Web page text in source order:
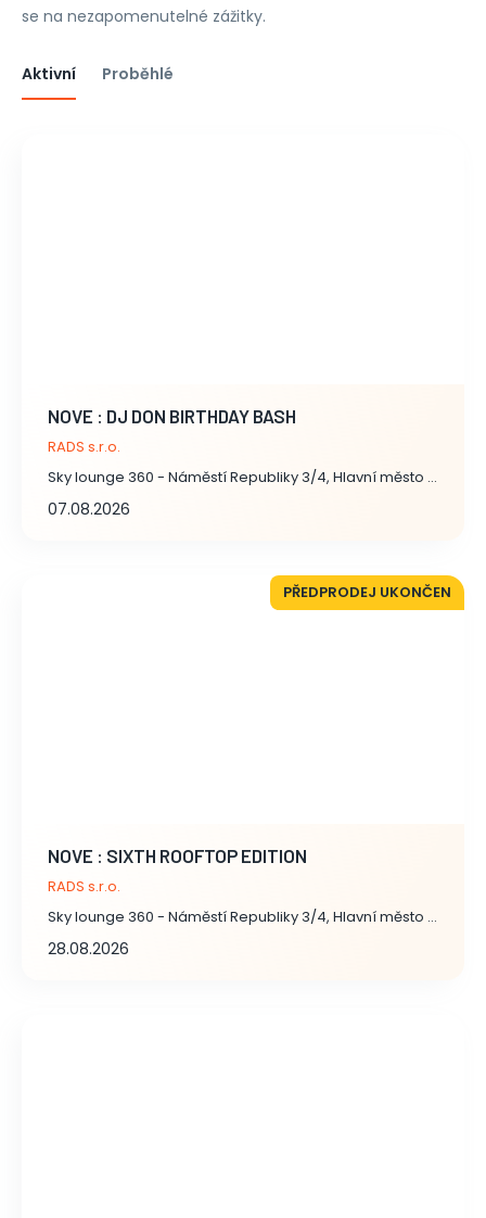
se na nezapomenutelné zážitky.
Aktivní Proběhlé
NOVE : DJ DON BIRTHDAY BASH
RADS s.r.o.
Sky lounge 360 - Náměstí Republiky 3/4, Hlavní město Praha
07.08.2026
PŘEDPRODEJ UKONČEN
NOVE : SIXTH ROOFTOP EDITION
RADS s.r.o.
Sky lounge 360 - Náměstí Republiky 3/4, Hlavní město Praha
28.08.2026